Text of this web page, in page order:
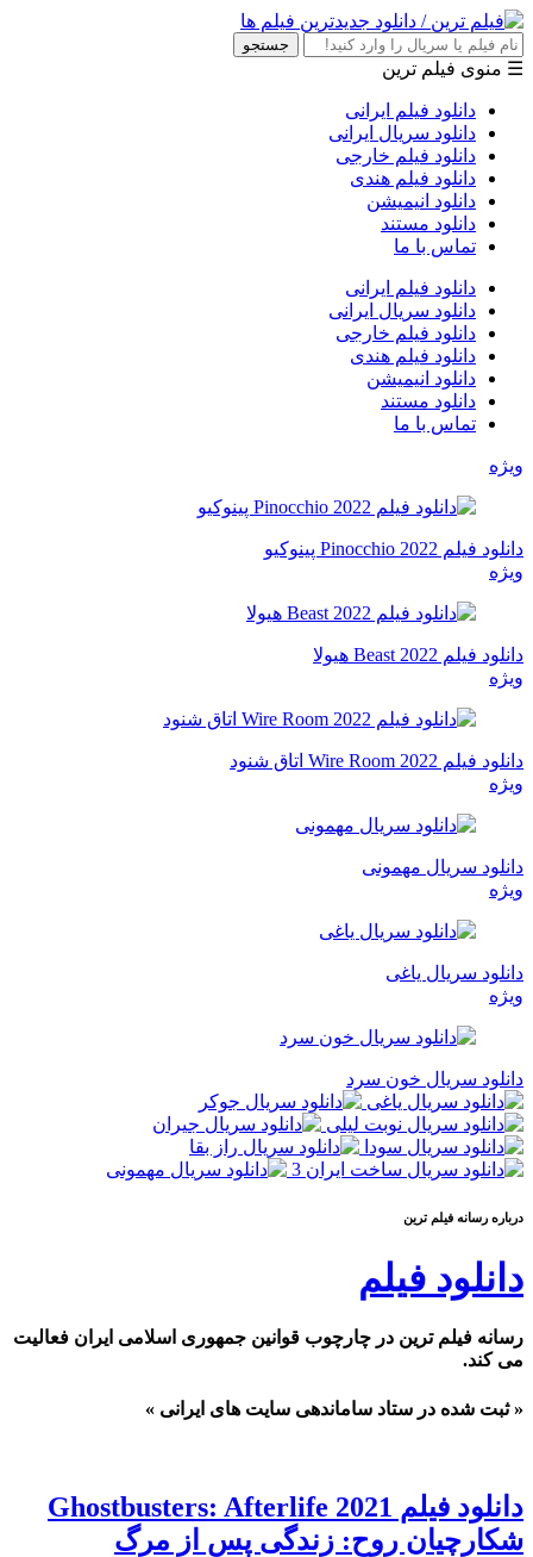
جستجو
☰ منوی فیلم ترین
دانلود فیلم ایرانی
دانلود سریال ایرانی
دانلود فیلم خارجی
دانلود فیلم هندی
دانلود انیمیشن
دانلود مستند
تماس با ما
دانلود فیلم ایرانی
دانلود سریال ایرانی
دانلود فیلم خارجی
دانلود فیلم هندی
دانلود انیمیشن
دانلود مستند
تماس با ما
ویژه
دانلود فیلم Pinocchio 2022 پینوکیو
ویژه
دانلود فیلم Beast 2022 هیولا
ویژه
دانلود فیلم Wire Room 2022 اتاق شنود
ویژه
دانلود سریال مهمونی
ویژه
دانلود سریال یاغی
ویژه
دانلود سریال خون سرد
درباره رسانه فيلم ترين
دانلود فیلم
رسانه فیلم ترین در چارچوب قوانین جمهوری اسلامی ایران فعالیت
می کند.
« ثبت شده در ستاد ساماندهی سایت های ایرانی »
دانلود فیلم Ghostbusters: Afterlife 2021
شکارچیان روح: زندگی پس از مرگ